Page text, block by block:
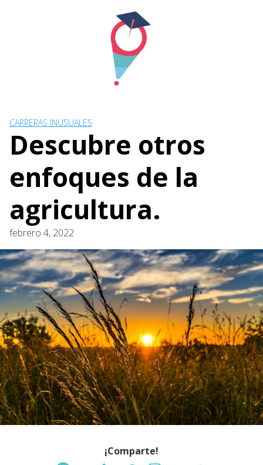
CARRERAS INUSUALES
Descubre otros
enfoques de la
agricultura.
febrero 4, 2022
¡Comparte!